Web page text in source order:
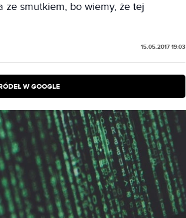
ze smutkiem, bo wiemy, że tej
15.05.2017 19:03
W GOOGLE